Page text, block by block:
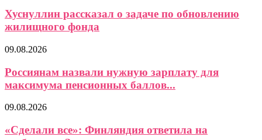
Хуснуллин рассказал о задаче по обновлению
жилищного фонда
09.08.2026
Россиянам назвали нужную зарплату для
максимума пенсионных баллов...
09.08.2026
«Сделали все»: Финляндия ответила на